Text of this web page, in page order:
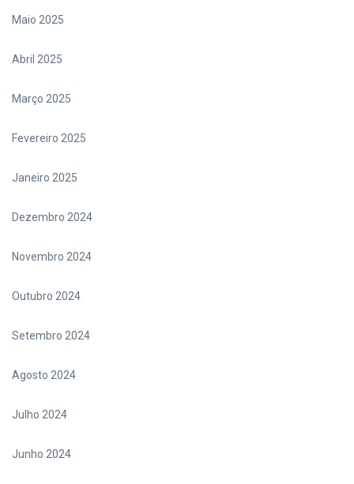
Maio 2025
Abril 2025
Março 2025
Fevereiro 2025
Janeiro 2025
Dezembro 2024
Novembro 2024
Outubro 2024
Setembro 2024
Agosto 2024
Julho 2024
Junho 2024